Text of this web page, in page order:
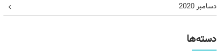
دسامبر 2020
دسته‌ها